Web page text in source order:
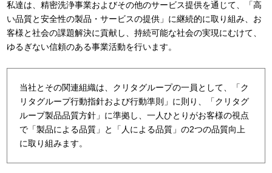
私達は、精密洗浄事業およびその他のサービス提供を通じて、「高
い品質と安全性の製品・サービスの提供」に継続的に取り組み、お
客様と社会の課題解決に貢献し、持続可能な社会の実現にむけて、
ゆるぎない信頼のある事業活動を行います。
当社とその関連組織は、クリタグループの一員として、「ク
リタグループ行動指針および行動準則」に則り、「クリタグ
ループ製品品質方針」に準拠し、一人ひとりがお客様の視点
で「製品による品質」と「人による品質」の2つの品質向上
に取り組みます。